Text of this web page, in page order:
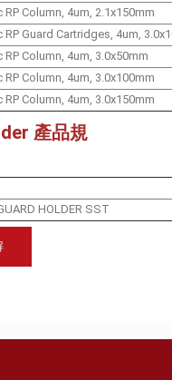
RP Column, 4um, 2.1x150mm
RP Guard Cartridges, 4um,
RP Column, 4um, 3.0x50mm
RP Column, 4um, 3.0x100mm
RP Column, 4um, 3.0x150mm
產品規
GUARD HOLDER